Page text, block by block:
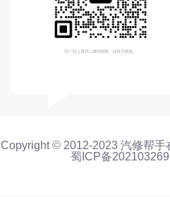
菲亚特
飞凡
飞碟
Copyright © 2012-2023 汽修帮
蜀ICP备